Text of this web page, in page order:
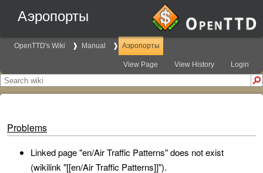
Аэропорты
OpenTTD's Wiki Manual Аэропорты
View Page View History Login
Problems
Linked page "en/Air Traffic Patterns" does not exist
(wikilink "[[en/Air Traffic Patterns]]").